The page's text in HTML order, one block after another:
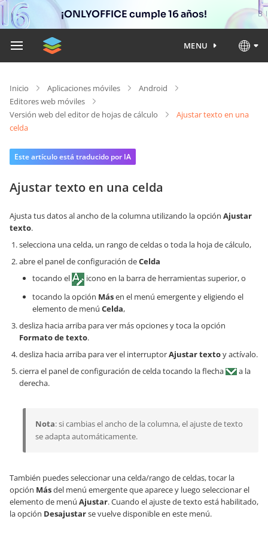
¡ONLYOFFICE cumple 16 años!
MENU
Inicio Aplicaciones móviles
Android
Editores web móviles
Versión web del editor de hojas de cálculo
Ajustar texto en una
celda
Este artículo está traducido por IA
Ajustar texto en una celda
Ajusta tus datos al ancho de la columna utilizando la opción Ajustar
texto.
selecciona una celda, un rango de celdas o toda la hoja de cálculo,
abre el panel de configuración deCelda
tocando el
icono en la barra de herramientas superior, o
tocando la opción Másen el menú emergente y eligiendo el
elemento de menú Celda,
desliza hacia arriba para ver más opciones y toca la opción
Formato de texto.
desliza hacia arriba para ver el interruptorAjustar textoy actívalo.
cierra el panel de configuración de celda tocando la flecha
a la
derecha.
Nota: si cambias el ancho de la columna, el ajuste de texto
se adapta automáticamente.
También puedes seleccionar una celda/rango de celdas, tocar la
opción Másdel menú emergente que aparece y luego seleccionar el
elemento de menú Ajustar. Cuando el ajuste de texto está habilitado,
la opción Desajustarse vuelve disponible en este menú.